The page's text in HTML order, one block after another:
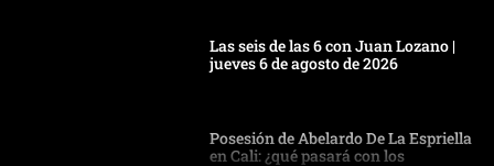
Las seis de las 6 con Juan Lozano |
jueves 6 de agosto de 2026
Posesión de Abelardo De La Espriella
en Cali: ¿qué pasará con los